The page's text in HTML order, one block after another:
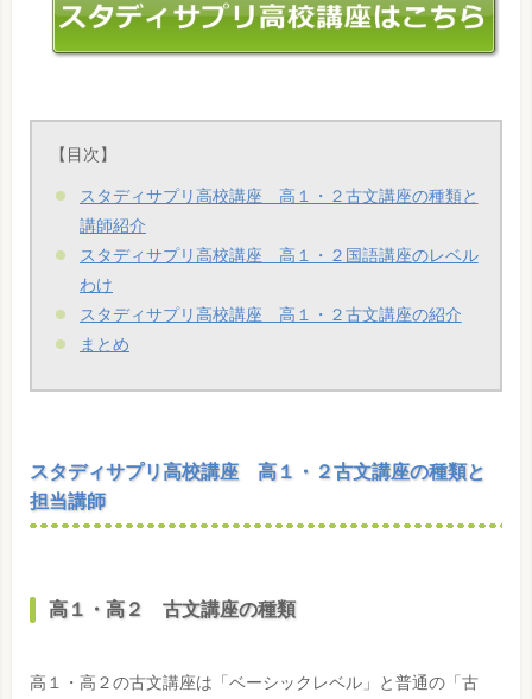
【目次】
スタディサプリ高校講座 高１・２古文講座の種類と
講師紹介
スタディサプリ高校講座 高１・２国語講座のレベル
わけ
スタディサプリ高校講座 高１・２古文講座の紹介
まとめ
スタディサプリ高校講座 高１・２古文講座の種類と
担当講師
高１・高２ 古文講座の種類
高１・高２の古文講座は「ベーシックレベル」と普通の「古